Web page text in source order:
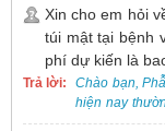
dưới 2 tuổi.
Xin cho em hỏi
túi mật tại bệnh
phí dự kiến là
Trả lời:
Chào bạn,
hiện nay
bằng phương